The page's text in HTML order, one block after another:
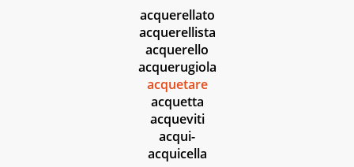
acquerellato
acquerellista
acquerello
acquerugiola
acquetare
acquetta
acqueviti
acqui-
acquicella